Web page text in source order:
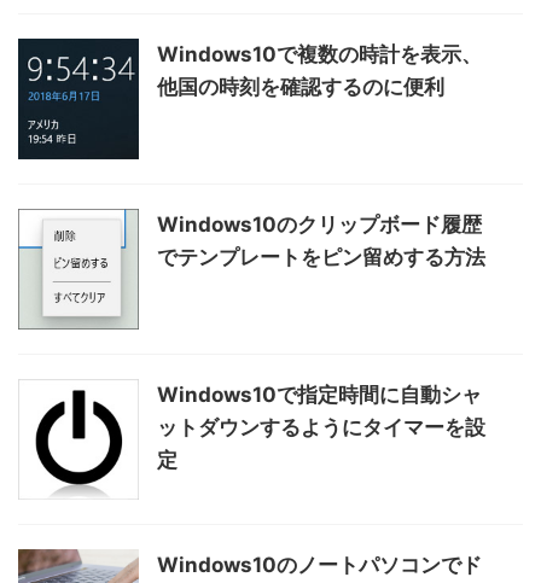
Windows10で複数の時計を表示、
他国の時刻を確認するのに便利
Windows10のクリップボード履歴
でテンプレートをピン留めする方法
Windows10で指定時間に自動シャ
ットダウンするようにタイマーを設
定
Windows10のノートパソコンでド